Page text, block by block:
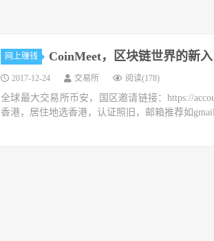
网上赚钱 CoinMeet，区块链世界的新入
2017-12-24 交易所 阅读(178)
全球最大交易所币安，国区邀请链接：https://
香港，居住地选香港，认证照旧，邮箱推荐如